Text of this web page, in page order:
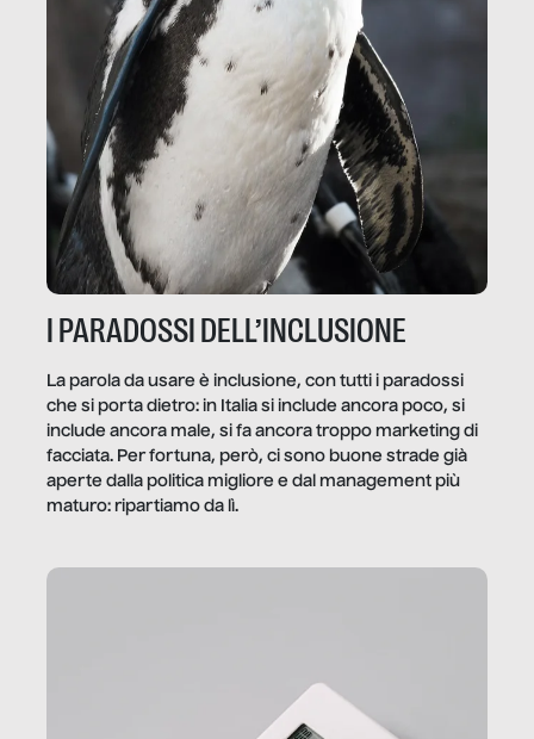
I PARADOSSI DELL’INCLUSIONE
La parola da usare è inclusione, con tutti i paradossi
che si porta dietro: in Italia si include ancora poco, si
include ancora male, si fa ancora troppo marketing di
facciata. Per fortuna, però, ci sono buone strade già
aperte dalla politica migliore e dal management più
maturo: ripartiamo da lì.